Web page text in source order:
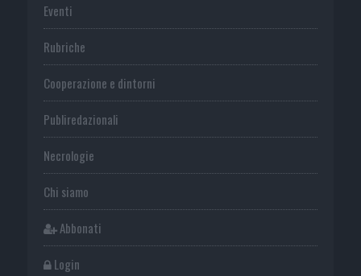
Eventi
Rubriche
Cooperazione e dintorni
Publiredazionali
Necrologie
Chi siamo
Abbonati
Login